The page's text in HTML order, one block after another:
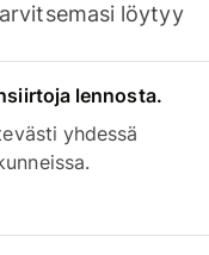
löytyy
lennosta.
yhdessä